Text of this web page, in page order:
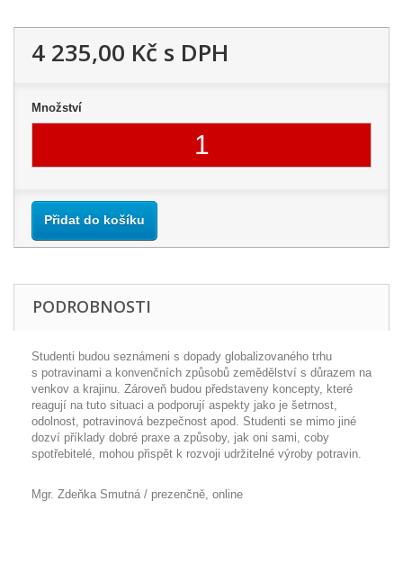
4 235,00 Kč s DPH
Množství
Přidat do košíku
PODROBNOSTI
Studenti budou seznámeni s dopady globalizovaného trhu
s potravinami a konvenčních způsobů zemědělství s důrazem na
venkov a krajinu. Zároveň budou představeny koncepty, které
reagují na tuto situaci a podporují aspekty jako je šetrnost,
odolnost, potravinová bezpečnost apod. Studenti se mimo jiné
dozví příklady dobré praxe a způsoby, jak oni sami, coby
spotřebitelé, mohou přispět k rozvoji udržitelné výroby potravin.
Mgr. Zdeňka Smutná / prezenčně, online